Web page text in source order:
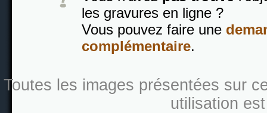
les gravures en ligne ?
Vous pouvez faire une
complémentaire.
Toutes les images présentées sur
utilisation